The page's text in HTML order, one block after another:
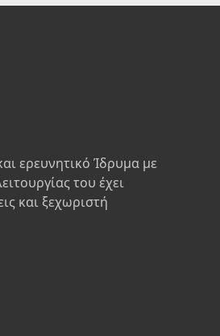
ερευνητικό Ίδρυμα με
του έχει
και ξεχωριστή